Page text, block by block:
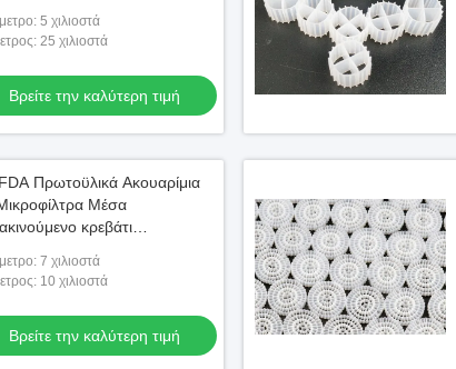
Υψόμετρο: 5 χιλιοστά
Διάμετρος: 25 χιλιοστά
Βρείτε την καλύτερη τιμή
Πρωτοϋλικά Ακουαρίμια
Μέσα
κρεβάτι
Υψόμετρο: 7 χιλιοστά
Διάμετρος: 10 χιλιοστά
Βρείτε την καλύτερη τιμή